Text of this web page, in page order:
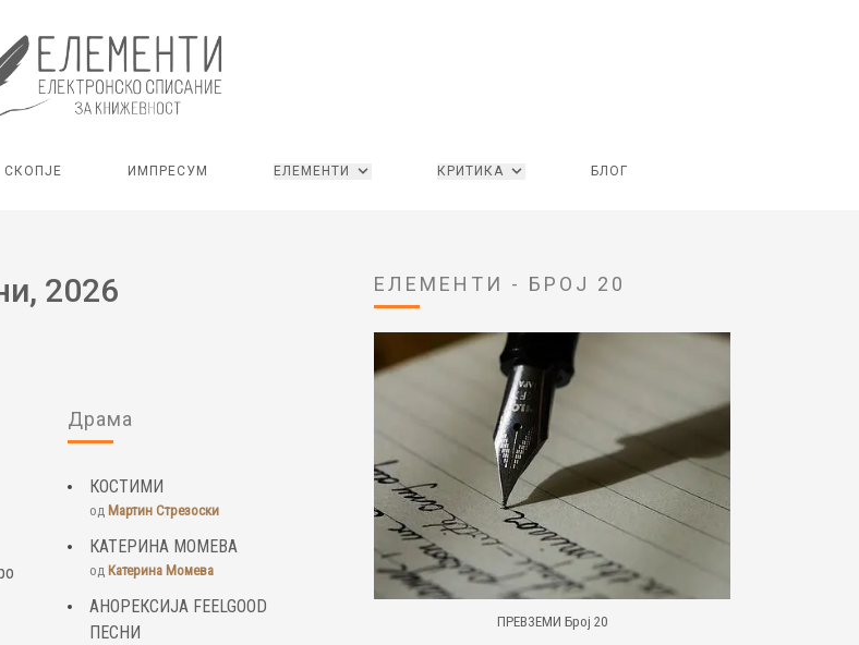
СКОПЈЕ ИМПРЕСУМ ЕЛЕМЕНТИ КРИТИКА БЛОГ
2026
Драма
КОСТИМИ
од Мартин Стрезоски
КАТЕРИНА МОМЕВА
од Катерина Момева
АНОРЕКСИЈА FEELGOOD
ПЕСНИ
ЕЛЕМЕНТИ - БРОЈ 20
ПРЕВЗЕМИ Број 20